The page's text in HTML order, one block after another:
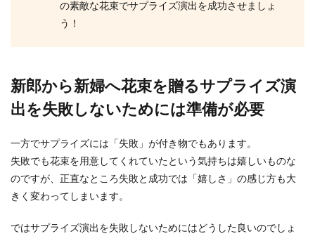
か。 ...
ッシュモブで踊るプロポーズ
お付き合いをしている彼女にプロポーズをしよう
一生の思い出...
沖縄での挙式の参加者を家族のみにす
の素敵な花束でサプライズ演出を成功させましょ
う！
新郎から新婦へ花束を贈るサプライズ演
出を失敗しないためには準備が必要
一方でサプライズには「失敗」が付き物でもあります。
失敗でも花束を用意してくれていたという気持ちは嬉しいものな
のですが、正直なところ失敗と成功では「嬉しさ」の感じ方も大
きく変わってしまいます。
ではサプライズ演出を失敗しないためにはどうした良いのでしょ